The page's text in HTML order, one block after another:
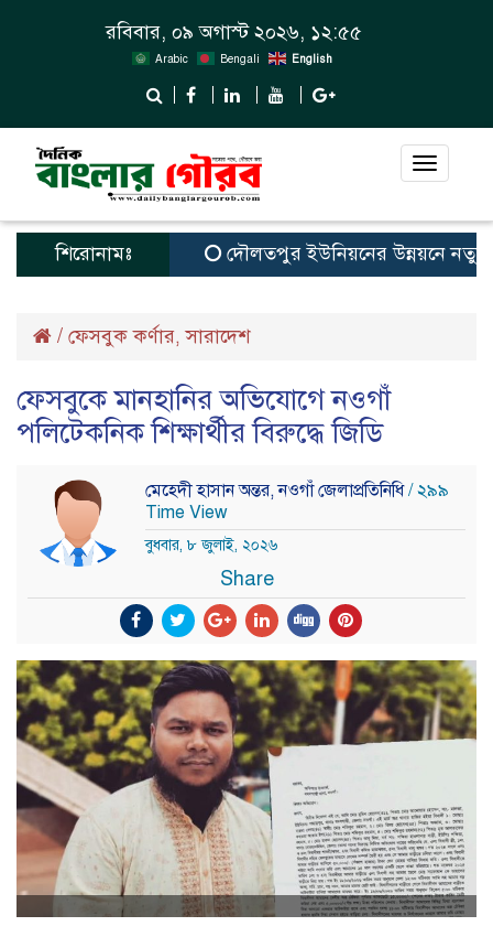
রবিবার, ০৯ অগাস্ট ২০২৬, ১২:৫৫
Arabic Bengali English
Toggle
শিরোনামঃ দৌলতপুর ইউনিয়নের উন্নয়নে নতুন স্বপ্ন
/ ফেসবুক কর্ণার,সারাদেশ
ফেসবুকে মানহানির অভিযোগে নওগাঁ
পলিটেকনিক শিক্ষার্থীর বিরুদ্ধে জিডি
মেহেদী হাসান অন্তর, নওগাঁ জেলাপ্রতিনিধি/ ২৯৯
Time View
বুধবার, ৮ জুলাই, ২০২৬
Share